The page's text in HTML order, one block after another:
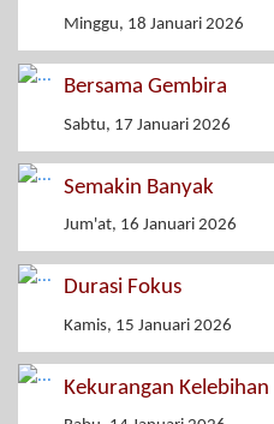
Minggu, 18 Januari 2026
Bersama Gembira
Sabtu, 17 Januari 2026
Semakin Banyak
Jum'at, 16 Januari 2026
Durasi Fokus
Kamis, 15 Januari 2026
Kekurangan Kelebihan